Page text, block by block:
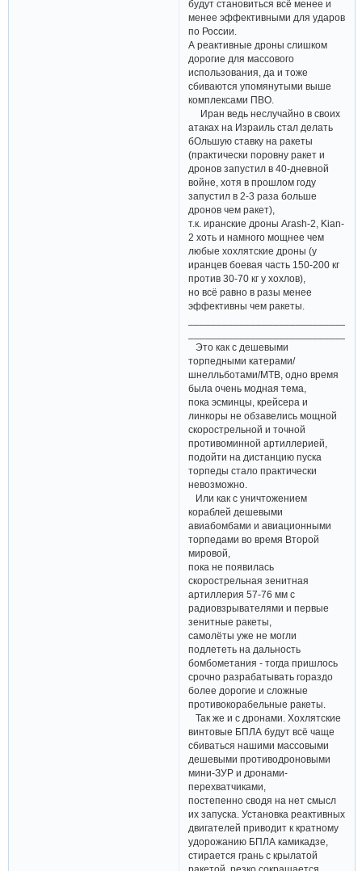
будут становиться всё менее и
менее эффективными для ударов
по России.
А реактивные дроны слишком
дорогие для массового
использования, да и тоже
сбиваются упомянутыми выше
комплексами ПВО.
Иран ведь неслучайно в своих
атаках на Израиль стал делать
бОльшую ставку на ракеты
(практически поровну ракет и
дронов запустил в 40-дневной
войне, хотя в прошлом году
запустил в 2-3 раза больше
дронов чем ракет),
т.к. иранские дроны Arash-2, Kian-
2 хоть и намного мощнее чем
любые хохлятские дроны (у
иранцев боевая часть 150-200 кг
против 30-70 кг у хохлов),
но всё равно в разы менее
эффективны чем ракеты.
Это как с дешевыми
торпедными катерами/
шнелльботами/MTB, одно время
была очень модная тема,
пока эсминцы, крейсера и
линкоры не обзавелись мощной
скорострельной и точной
противоминной артиллерией,
подойти на дистанцию пуска
торпеды стало практически
невозможно.
Или как с уничтожением
кораблей дешевыми
авиабомбами и авиационными
торпедами во время Второй
мировой,
пока не появилась
скорострельная зенитная
артиллерия 57-76 мм с
радиовзрывателями и первые
зенитные ракеты,
самолёты уже не могли
подлететь на дальность
бомбометания - тогда пришлось
срочно разрабатывать гораздо
более дорогие и сложные
противокорабельные ракеты.
Так же и с дронами. Хохлятские
винтовые БПЛА будут всё чаще
сбиваться нашими массовыми
дешевыми противодроновыми
мини-ЗУР и дронами-
перехватчиками,
постепенно сводя на нет смысл
их запуска. Установка реактивных
двигателей приводит к кратному
удорожанию БПЛА камикадзе,
стирается грань с крылатой
ракетой, резко сокращается